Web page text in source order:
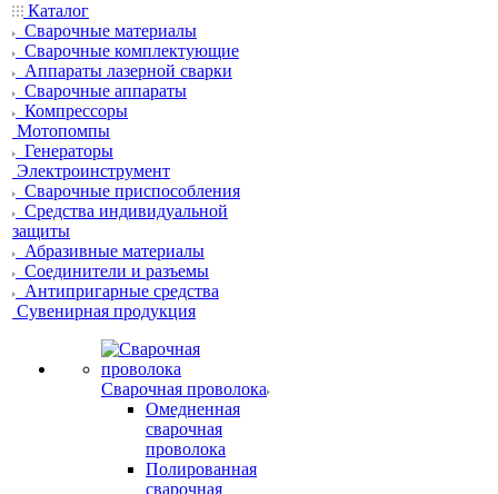
Каталог
Сварочные материалы
Сварочные комплектующие
Аппараты лазерной сварки
Сварочные аппараты
Компрессоры
Мотопомпы
Генераторы
Электроинструмент
Сварочные приспособления
Средства индивидуальной
защиты
Абразивные материалы
Соединители и разъемы
Антипригарные средства
Сувенирная продукция
Сварочная проволока
Омедненная
сварочная
проволока
Полированная
сварочная